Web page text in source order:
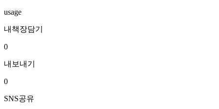
usage
내책장담기
0
내보내기
0
SNS공유